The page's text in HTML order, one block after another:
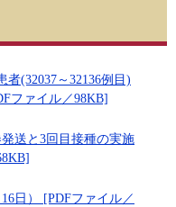
(32037～32136例目)
ファイル／98KB]
送と3回目接種の実施
日） [PDFファイル／